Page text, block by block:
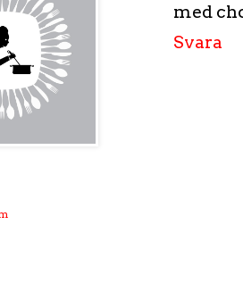
med
Svara